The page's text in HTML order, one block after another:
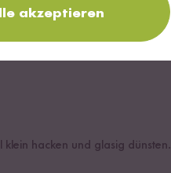
hacken und glasig dünsten.
akzeptieren